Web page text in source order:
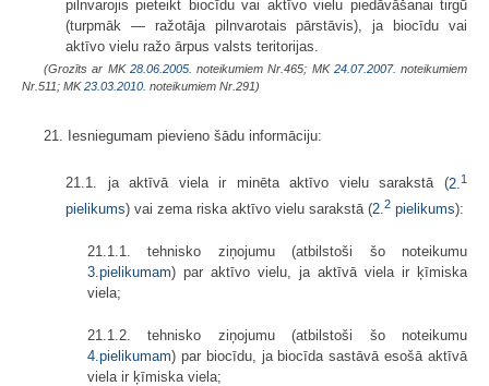
pilnvarojis pieteikt biocīdu vai aktīvo vielu piedāvāšanai tirgū
(turpmāk — ražotāja pilnvarotais pārstāvis), ja biocīdu vai
aktīvo vielu ražo ārpus valsts teritorijas.
(Grozīts ar MK 28.06.2005. noteikumiem Nr.465; MK 24.07.2007. noteikumiem
Nr.511; MK23.03.2010. noteikumiem Nr.291)
21. Iesniegumam pievieno šādu informāciju:
21.1. ja aktīvā viela ir minēta aktīvo vielu sarakstā (2. 1
pielikums) vai zema riska aktīvo vielu sarakstā (2.2 pielikums):
21.1.1. tehnisko ziņojumu (atbilstoši šo noteikumu
3.pielikumam) par aktīvo vielu, ja aktīvā viela ir ķīmiska
viela;
21.1.2. tehnisko ziņojumu (atbilstoši šo noteikumu
4.pielikumam) par biocīdu, ja biocīda sastāvā esošā aktīvā
viela ir ķīmiska viela;